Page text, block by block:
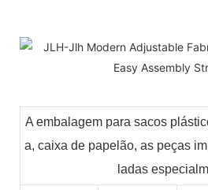
A embalagem para sacos
a, caixa de papelão, as peças
ladas